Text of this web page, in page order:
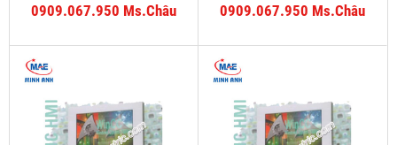
0909.067.950 Ms.Châu 0909.067.950 Ms.Châu